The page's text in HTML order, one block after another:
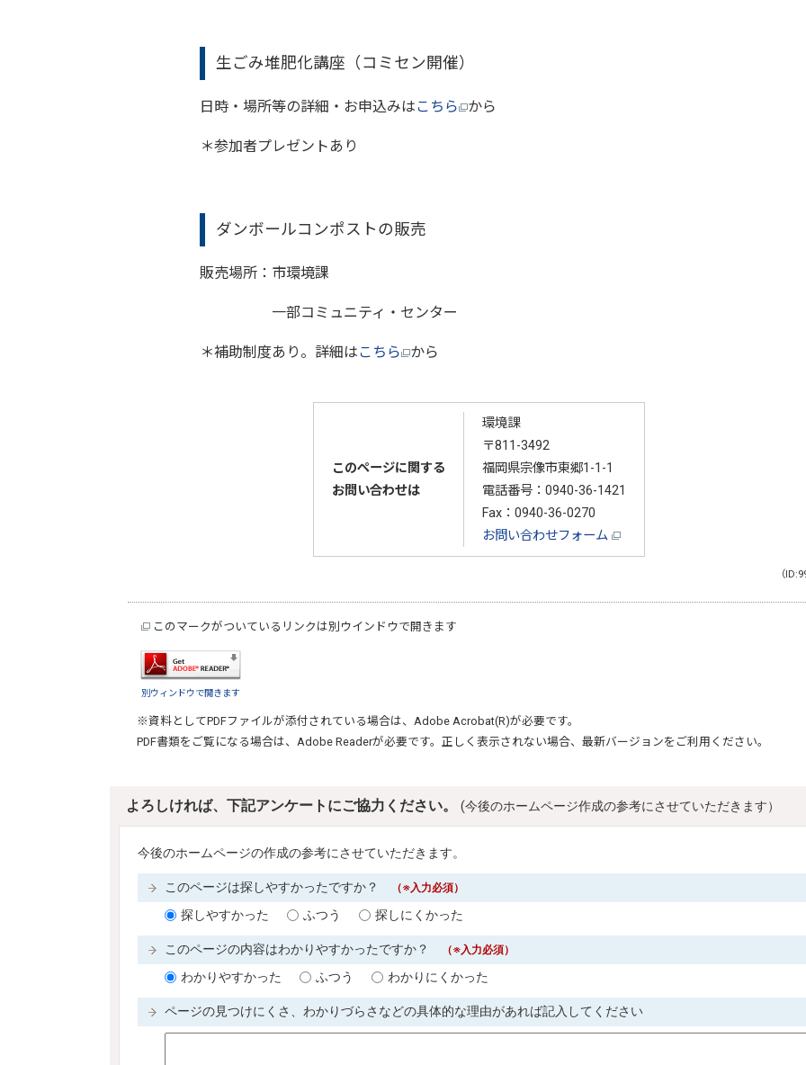
生ごみ堆肥化講座（コミセン開催）
日時・場所等の詳細・お申込みはこちら から
＊参加者プレゼントあり
ダンボールコンポストの販売
販売場所：市環境課
一部コミュニティ・センター
＊補助制度あり。詳細はこちら から
このページに関する
お問い合わせは
環境課
〒811-3492
福岡県宗像市東郷1-1-1
電話番号： 0940-36-1421
Fax：0940-36-0270
お問い合わせフォーム
（
このマークがついているリンクは別ウインドウで開きます
別ウィンドウで開きます
※資料としてPDFファイルが添付されている場合は、 Adobe Acrobat(R)が必要です。
PDF書類をご覧になる場合は、 Adobe Readerが必要です。正しく表示されない場合、最新バージョンをご利用ください。